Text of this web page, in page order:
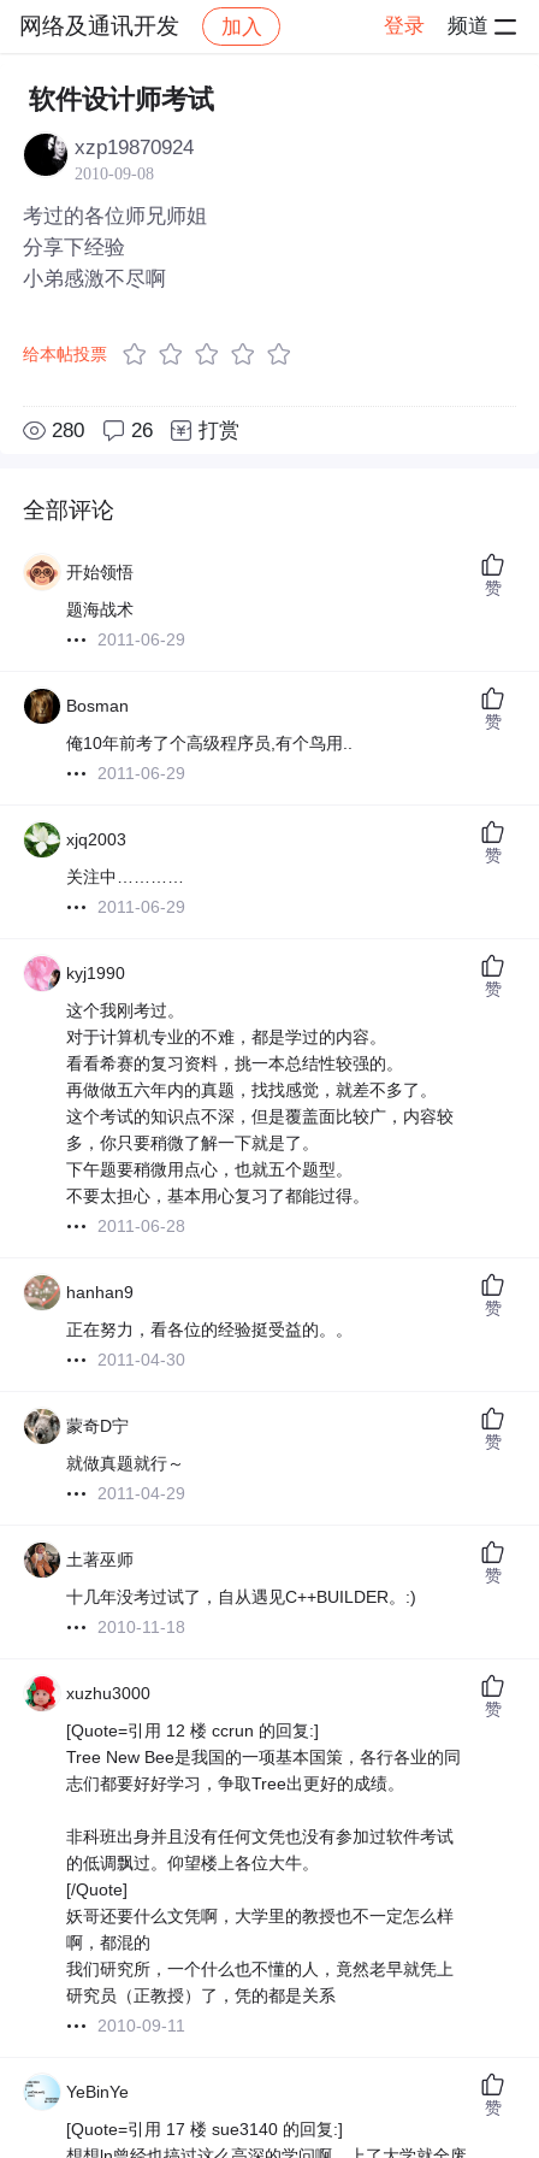
网络及通讯开发 加入 登录 频道
社区 网络及通讯开发
软件设计师考试
xzp19870924
2010-09-08
考过的各位师兄师姐
分享下经验
小弟感激不尽啊
给本帖投票
280 26 打赏
全部评论
开始领悟
题海战术
2011-06-29
赞
Bosman
俺10年前考了个高级程序员,有个鸟用..
2011-06-29
赞
xjq2003
关注中…………
2011-06-29
赞
kyj1990
这个我刚考过。
对于计算机专业的不难，都是学过的内容。
看看希赛的复习资料，挑一本总结性较强的。
再做做五六年内的真题，找找感觉，就差不多了。
这个考试的知识点不深，但是覆盖面比较广，内容较
多，你只要稍微了解一下就是了。
下午题要稍微用点心，也就五个题型。
不要太担心，基本用心复习了都能过得。
2011-06-28
赞
hanhan9
正在努力，看各位的经验挺受益的。。
2011-04-30
赞
蒙奇D宁
就做真题就行～
2011-04-29
赞
土著巫师
十几年没考过试了，自从遇见C++BUILDER。:)
2010-11-18
赞
xuzhu3000
[Quote=引用 12 楼 ccrun 的回复:]
Tree New Bee是我国的一项基本国策，各行各业的同
志们都要好好学习，争取Tree出更好的成绩。
非科班出身并且没有任何文凭也没有参加过软件考试
的低调飘过。仰望楼上各位大牛。
[/Quote]
妖哥还要什么文凭啊，大学里的教授也不一定怎么样
啊，都混的
我们研究所，一个什么也不懂的人，竟然老早就凭上
研究员（正教授）了，凭的都是关系
2010-09-11
赞
YeBinYe
[Quote=引用 17 楼 sue3140 的回复:]
赞